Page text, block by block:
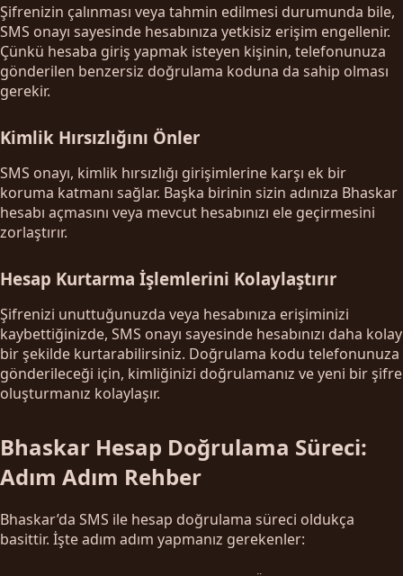
Şifrenizin çalınması veya tahmin edilmesi durumunda bile,
SMS onayı sayesinde hesabınıza yetkisiz erişim engellenir.
Çünkü hesaba giriş yapmak isteyen kişinin, telefonunuza
gönderilen benzersiz doğrulama koduna da sahip olması
gerekir.
Kimlik Hırsızlığını Önler
SMS onayı, kimlik hırsızlığı girişimlerine karşı ek bir
koruma katmanı sağlar. Başka birinin sizin adınıza Bhaskar
hesabı açmasını veya mevcut hesabınızı ele geçirmesini
zorlaştırır.
Hesap Kurtarma İşlemlerini Kolaylaştırır
Şifrenizi unuttuğunuzda veya hesabınıza erişiminizi
kaybettiğinizde, SMS onayı sayesinde hesabınızı daha kolay
bir şekilde kurtarabilirsiniz. Doğrulama kodu telefonunuza
gönderileceği için, kimliğinizi doğrulamanız ve yeni bir şifre
oluşturmanız kolaylaşır.
Bhaskar Hesap Doğrulama Süreci:
Adım Adım Rehber
Bhaskar’da SMS ile hesap doğrulama süreci oldukça
basittir. İşte adım adım yapmanız gerekenler: